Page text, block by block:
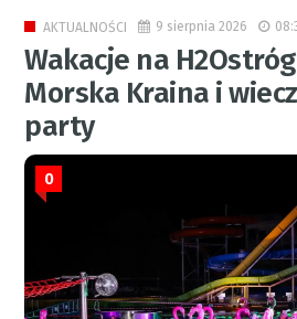
AKTUALNOŚCI 9 sierpnia 2026
Wakacje na
Morska Kraina i
party
0